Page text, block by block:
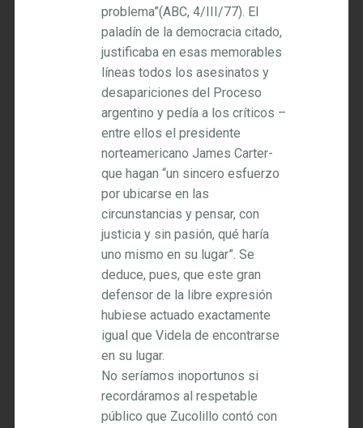
problema”(ABC, 4/III/77). El
paladín de la democracia citado,
justificaba en esas memorables
líneas todos los asesinatos y
desapariciones del Proceso
argentino y pedía a los críticos –
entre ellos el presidente
norteamericano James Carter-
que hagan “un sincero esfuerzo
por ubicarse en las
circunstancias y pensar, con
justicia y sin pasión, qué haría
uno mismo en su lugar”. Se
deduce, pues, que este gran
defensor de la libre expresión
hubiese actuado exactamente
igual que Videla de encontrarse
en su lugar.
No seríamos inoportunos si
recordáramos al respetable
público que Zucolillo contó con